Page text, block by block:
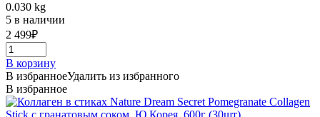
0.030 kg
5 в наличии
2 499₽
В корзину
В избранноеУдалить из избранного
В избранное